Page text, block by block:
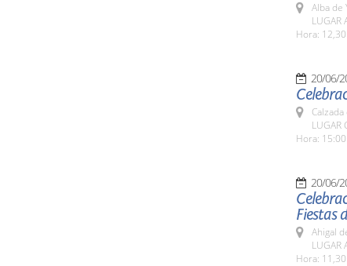
Alba de
LUGAR
Hora:
20/06/
LUGAR
Hora:
20/06/
Fiestas
Ahigal
LUGAR
Hora: